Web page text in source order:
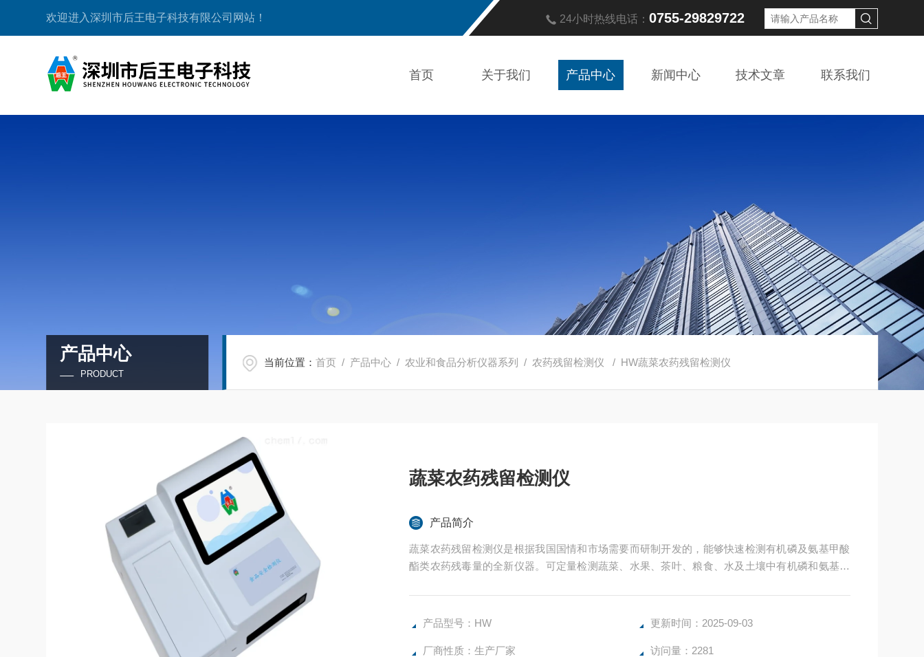
欢迎进入深圳市后王电子科技有限公司网站！ 24小时热线电话： 0755-29829722
首页 关于我们 产品中心 新闻中心 技术文章 联系我们
产品中心
PRODUCT
当前位置：首页 / 产品中心 / 农业和食品分析仪器系列 / 农药残留检测仪 / HW蔬菜农药残留检测仪
蔬菜农药残留检测仪
产品简介
蔬菜农药残留检测仪是根据我国国情和市场需要而研制开发的，能够快速检测有机磷及氨基甲酸
酯类农药残毒量的全新仪器。可定量检测蔬菜、水果、茶叶、粮食、水及土壤中有机磷和氨基甲
统等部门的蔬菜和水果中农药残毒检测。
产品型号：HW 更新时间：2025-09-03
厂商性质：生产厂家 访问量：2281